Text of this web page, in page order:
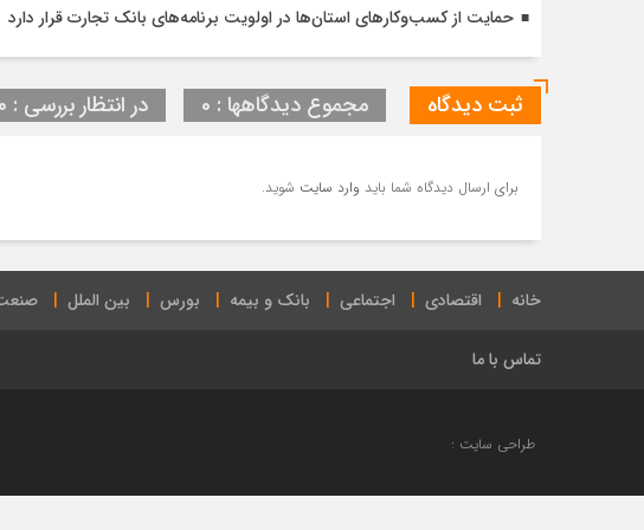
حمایت از کسب‌وکارهای استان‌ها در اولویت برنامه‌های بانک تجارت قرار دارد
ثبت دیدگاه مجموع دیدگاهها : 0 در انتظار بررسی : 0
برای ارسال دیدگاه شما باید وارد سایت شوید.
خانه اقتصادی اجتماعی بانک و بیمه بورس بین الملل
تماس با ما
طراحی سایت :